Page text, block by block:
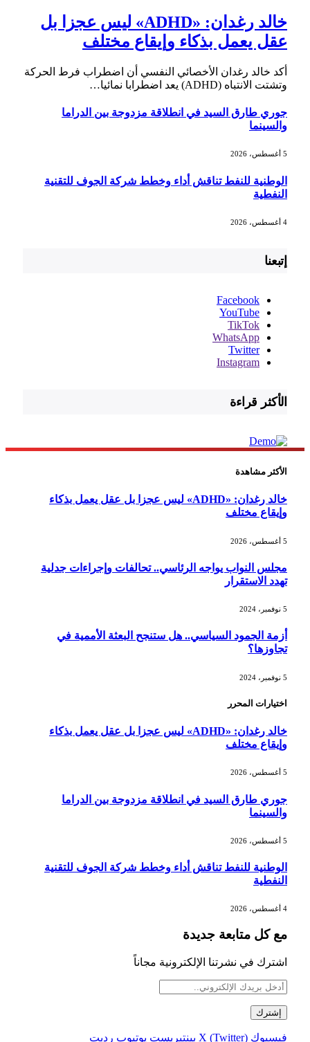
خالد رغدان: «ADHD» ليس عجزا بل
عقل يعمل بذكاء وإيقاع مختلف
أكد خالد رغدان الأخصائي النفسي أن اضطراب فرط الحركة
وتشتت الانتباه (ADHD) يعد اضطرابا نمائيا…
جوري طارق السيد في انطلاقة مزدوجة بين الدراما
والسينما
الوطنية للنفط تناقش أداء وخطط شركة الجوف للتقنية
النفطية
إتبعنا
Facebook
YouTube
TikTok
WhatsApp
Twitter
Instagram
الأكثر قراءة
الأكثر مشاهدة
خالد رغدان: «ADHD» ليس عجزا بل عقل يعمل بذكاء
وإيقاع مختلف
مجلس النواب يواجه الرئاسي.. تحالفات وإجراءات جدلية
تهدد الاستقرار
أزمة الجمود السياسي.. هل ستنجح البعثة الأممية في
تجاوزها؟
اختيارات المحرر
خالد رغدان: «ADHD» ليس عجزا بل عقل يعمل بذكاء
وإيقاع مختلف
جوري طارق السيد في انطلاقة مزدوجة بين الدراما
والسينما
الوطنية للنفط تناقش أداء وخطط شركة الجوف للتقنية
النفطية
مع كل متابعة جديدة
اشترك في نشرتنا الإلكترونية مجاناً
فيسبوك X (Twitter) بينتيريست يوتيوب رديت